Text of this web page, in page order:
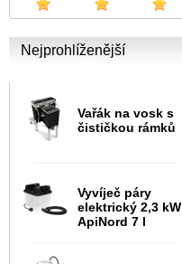
Nejprohlíženější
Vařák na vosk s
čističkou rámků
Vyvíječ páry
elektrický 2,3 kW
ApiNord 7 l